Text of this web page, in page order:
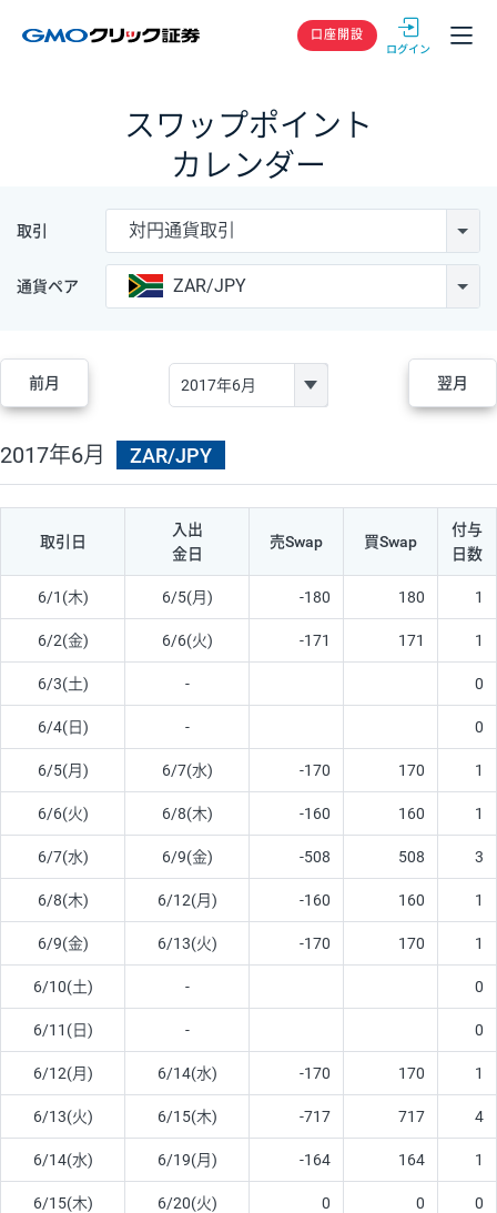
GMOクリック
口座開設
スワップポイント
カレンダー
取引 対円通貨取引
通貨ペア ZAR/JPY
前月 翌月
2017年6月 ZAR/JPY
取引日
入出
金日
売Swap 買Swap
付与
日数
6/1(木) 6/5(月) -180 180 1
6/2(金) 6/6(火) -171 171 1
6/3(土) - 0
6/4(日) - 0
6/5(月) 6/7(水) -170 170 1
6/6(火) 6/8(木) -160 160 1
6/7(水) 6/9(金) -508 508 3
6/8(木) 6/12(月) -160 160 1
6/9(金) 6/13(火) -170 170 1
6/10(土) - 0
6/11(日) - 0
6/12(月) 6/14(水) -170 170 1
6/13(火) 6/15(木) -717 717 4
6/14(水) 6/19(月) -164 164 1
6/15(木) 6/20(火) 0 0 0